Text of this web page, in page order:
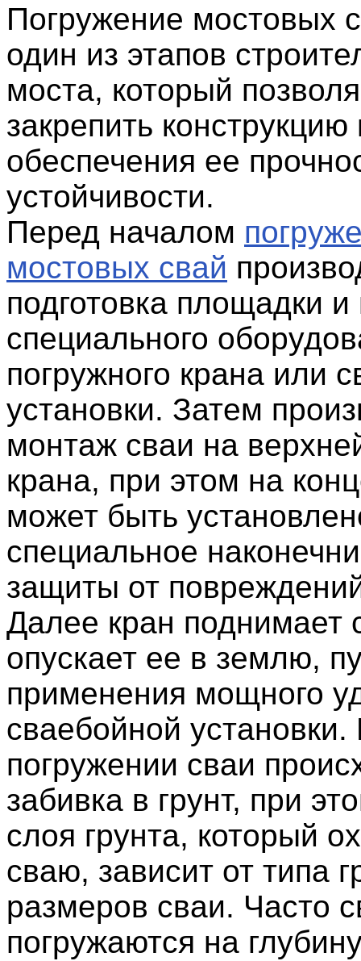
Погружение мостовых
один из этапов
моста, который
закрепить конструкцию
обеспечения ее
устойчивости.
Перед началом
мостовых свай
подготовка площадки
специального
погружного крана или
установки. Затем
монтаж сваи на
крана, при этом на
может быть
специальное
защиты от
Далее кран поднимает
опускает ее в землю,
применения мощного
сваебойной
погружении сваи
забивка в грунт, при
слоя грунта, который
сваю, зависит от типа
размеров сваи. Часто
погружаются на